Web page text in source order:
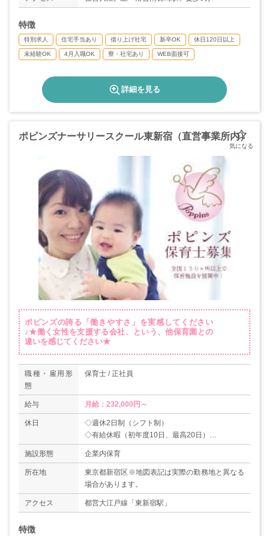
◇結婚休暇：5日
◇慶弔休暇
◇育児・介護休暇
特徴
特別求人 住宅手当あり 借り上げ社宅 新卒OK 休日120日以上
未経験OK 4月入職OK 寮・社宅あり WEB面接可
詳細を見る
ポピンズナーサリースクール東新宿（直営事業所内）
ポピンズの誇る「働きやすさ」を実感してください
♪★働く女性を支援する会社、という、他保育園との
違いを感じてください★
職種・雇用形
態
保育士 / 正社員
給与 月給：232,000円～
休日
◇週休2日制（シフト制）
◇有給休暇（初年度10日、最高20日）
◇年末年始・夏季休暇（正社員3～4日）、特別休
暇
施設形態 企業内保育
所在地
東京都新宿区※地図表記は実際の勤務地と異なる
場合があります。
アクセス 都営大江戸線「東新宿駅」
特徴